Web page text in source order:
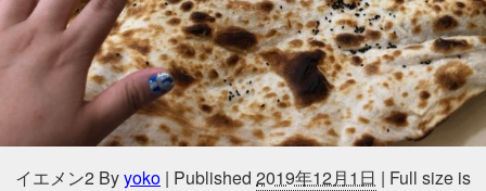
イエメン2 Byyoko | Published 2019年12月1日 | Full size is